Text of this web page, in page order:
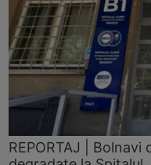
REPORTAJ |